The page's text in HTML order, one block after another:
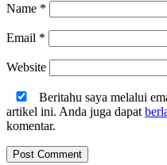
Name *
Email *
Website
Beritahu saya melalui
artikel ini. Anda juga dapat
komentar.